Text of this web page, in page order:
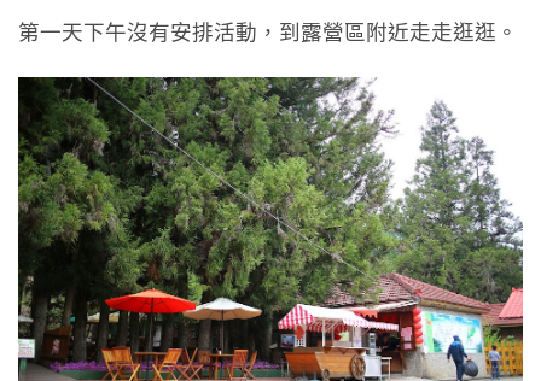
第一天下午沒有安排活動，到露營區附近走走逛逛。